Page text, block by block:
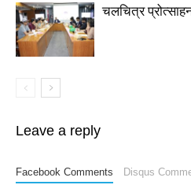
चलचित्र
Leave a reply
Facebook Comments Disqus